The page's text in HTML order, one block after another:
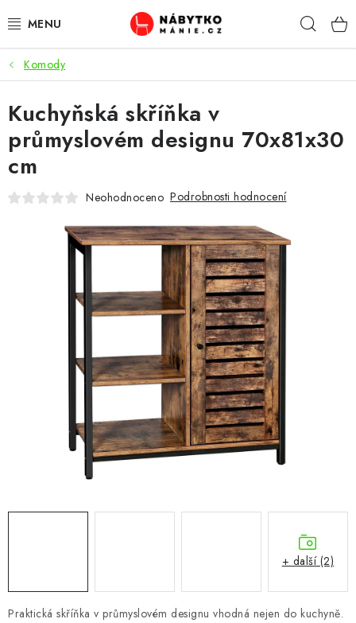
na
OBÝVACÍ POKOJ
KUCHYŇ A JÍDELNA
LOŽNICE
DĚTSKÝ POKOJ
KANCELÁŘ / PRACOVNA
CHOVATELSKÉ POTŘEBY
Vše o nákupu Info
Reklamace a odstoupení od smlouvy
Komody
Praktická skříňka v průmyslovém designu vhodná nejen do kuchyně.
Kuchyňská skříňka v
průmyslovém designu 70x81x30
cm
Neohodnoceno Podrobnosti hodnocení
+ další (2)